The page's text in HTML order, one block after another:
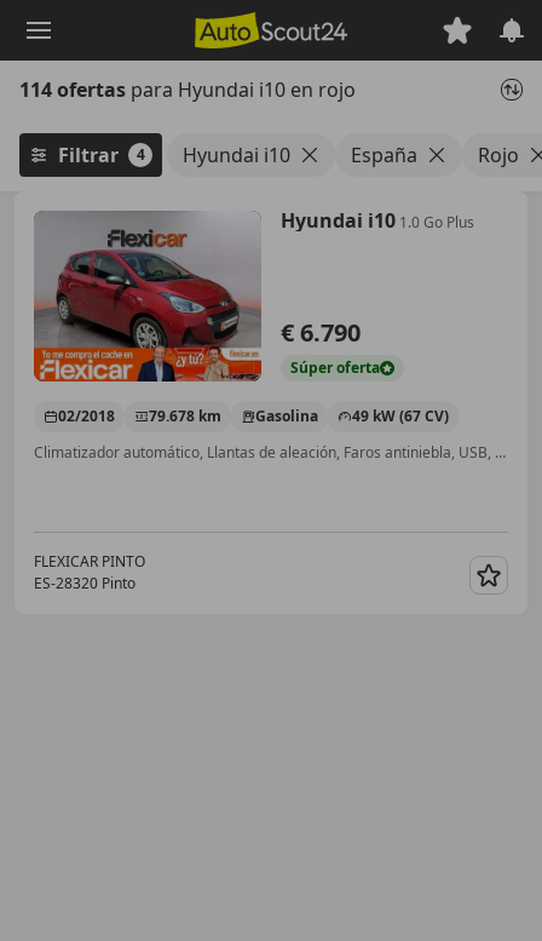
principal
114 ofertas para Hyundai i10 en rojo
Filtrar 4 Hyundai i10 España Rojo
Hyundai i10 1.0 Go Plus
€ 6.790
Súperoferta
02/2018 79.678 km Gasolina
49 kW (67 CV)
Climatizador automático, Llantas de aleación, Faros antiniebla, USB, Bluetooth, Control de tracción, ABS, Airbags laterales
FLEXICAR PINTO
ES-28320 Pinto